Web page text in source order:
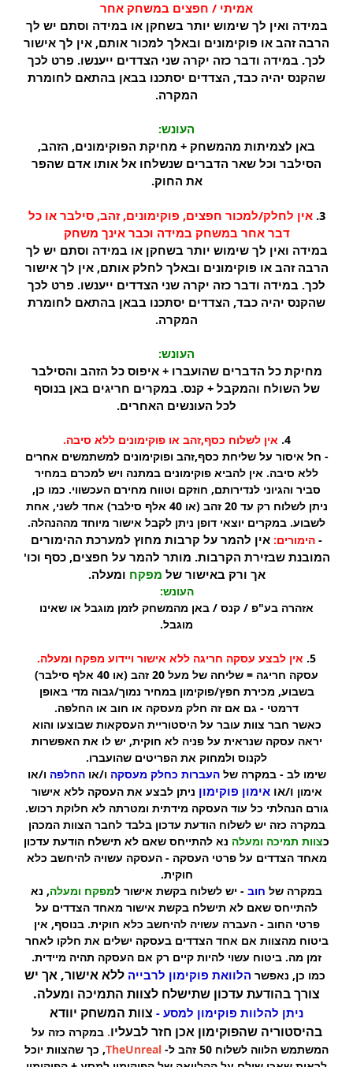
אמיתי / חפצים במשחק אחר
במידה ואין לך שימוש יותר בשחקן או במידה וסתם יש לך
הרבה זהב או פוקימונים ובאלך למכור אותם, אין לך אישור
לכך. במידה ודבר כזה יקרה שני הצדדים ייענשו. פרט לכך
שהקנס יהיה כבד, הצדדים יסתכנו בבאן בהתאם לחומרת
המקרה.
העונש:
באן לצמיתות מהמשחק + מחיקת הפוקימונים, הזהב,
הסילבר וכל שאר הדברים שנשלחו אל אותו אדם שהפר
את החוק.
3. אין לחלק/למכור חפצים, פוקימונים, זהב, סילבר או כל
דבר אחר במשחק במידה וכבר אינך משחק
במידה ואין לך שימוש יותר בשחקן או במידה וסתם יש לך
הרבה זהב או פוקימונים ובאלך לחלק אותם, אין לך אישור
לכך. במידה ודבר כזה יקרה שני הצדדים ייענשו. פרט לכך
שהקנס יהיה כבד, הצדדים יסתכנו בבאן בהתאם לחומרת
המקרה.
העונש:
מחיקת כל הדברים שהועברו + איפוס כל הזהב והסילבר
של השולח והמקבל + קנס. במקרים חריגים באן בנוסף
לכל העונשים האחרים.
4. אין לשלוח כסף,זהב או פוקימונים ללא סיבה.
- חל איסור על שליחת כסף,זהב ופוקימונים למשתמשים אחרים
ללא סיבה. אין להביא פוקימונים במתנה ויש למכרם במחיר
סביר והגיוני לנדירותם, חוזקם וטווח מחירם העכשווי. כמו כן,
ניתן לשלוח רק עד 20 זהב (או 40 אלף סילבר) אחד לשני, אחת
לשבוע. במקרים יוצאי דופן ניתן לקבל אישור מיוחד מההנהלה.
- הימורים: אין להמר על קרבות מחוץ למערכת ההימורים
המובנת שבזירת הקרבות. מותר להמר על חפצים, כסף וכו'
אך ורק באישור של מפקח ומעלה.
העונש:
אזהרה בע"פ / קנס / באן מהמשחק לזמן מוגבל או שאינו
מוגבל.
5. אין לבצע עסקה חריגה ללא אישור ויידוע מפקח ומעלה.
עסקה חריגה = שליחה של מעל 20 זהב (או 40 אלף סילבר)
בשבוע, מכירת חפץ/פוקימון במחיר נמוך/גבוה מדי באופן
דרמטי - גם אם זה חלק מעסקה או חוב או החלפה.
כאשר חבר צוות עובר על היסטוריית העסקאות שבוצעו והוא
יראה עסקה שנראית על פניה לא חוקית, יש לו את האפשרות
לקנוס ולמחוק את הפריטים שהועברו.
שימו לב - במקרה שלהעברות כחלק מעסקה ו/אוהחלפה ו/או
אימון ו/אואימון פוקימון ניתן לבצע את העסקה ללא אישור
גורם הנהלתי כל עוד העסקה מידתית ומטרתה לא חלוקת רכוש.
במקרה כזה יש לשלוח הודעת עדכון בלבד לחבר הצוות המכהן
כצוות תמיכה ומעלה נא להתייחס שאם לא תישלח הודעת עדכון
מאחד הצדדים על פרטי העסקה - העסקה עשויה להיחשב כלא
חוקית.
במקרה של חוב - יש לשלוח בקשת אישור למפקח ומעלה, נא
להתייחס שאם לא תישלח בקשת אישור מאחד הצדדים על
פרטי החוב - העברה עשויה להיחשב כלא חוקית. בנוסף, אין
ביטוח מהצוות אם אחד הצדדים בעסקה ישלים את חלקו לאחר
זמן מה. ביטוח עשוי להיות קיים רק אם העסקה תהיה מיידית.
כמו כן, נאפשר הלוואת פוקימון לרבייה ללא אישור, אך יש
צורך בהודעת עדכון שתישלח לצוות התמיכה ומעלה.
ניתן להלוות פוקימון למסע - צוות המשחק יוודא
בהיסטוריה שהפוקימון אכן חזר לבעליו. במקרה כזה על
המשתמש הלווה לשלוח 50 זהב ל-
TheUnreal, כך שהצוות יוכל